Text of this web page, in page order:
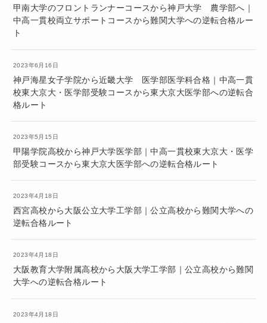
甲南大学のフロントランナーコースから神戸大学 農学部へ｜
中高一貫校両立サポートコースから難関大学への逆転合格ルー
ト
2023年6月16日
神戸海星女子学院から近畿大学 医学部医学科合格｜中高一貫
校東大京大・医学部受験コースから東大京大医学部への逆転合
格ルート
2023年5月15日
甲陽学院高校から神戸大学医学部｜中高一貫校東大京大・医学
部受験コースから東大京大医学部への逆転合格ルート
2023年4月18日
西宮高校から大阪公立大学工学部｜公立高校から難関大学への
逆転合格ルート
2023年4月18日
大阪教育大学附属高校から大阪大学工学部｜公立高校から難関
大学への逆転合格ルート
2023年4月18日